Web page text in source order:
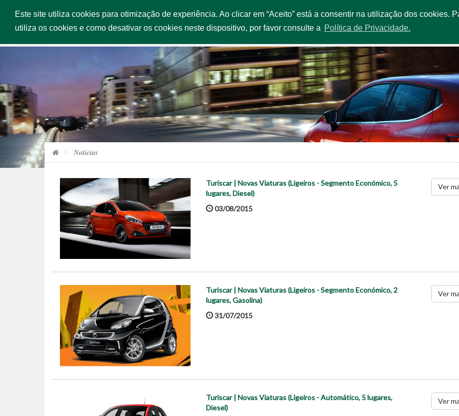
Este site utiliza cookies para otimização de experiência. Ao clicar em “Aceito” está a consentir na utilização dos cookies.
utiliza os cookies e como desativar os cookies neste dispositivo, por favor consulte a Política de Privacidade.
INÍCIO ESTAÇÕES
Notícias
Turiscar | Novas Viaturas (Ligeiros - Segmento Económico, 5
lugares, Diesel)
03/08/2015
Ver
Turiscar | Novas Viaturas (Ligeiros - Segmento Económico, 2
lugares, Gasolina)
31/07/2015
Ver
Turiscar | Novas Viaturas (Ligeiros - Automático, 5 lugares,
Diesel)
Ver